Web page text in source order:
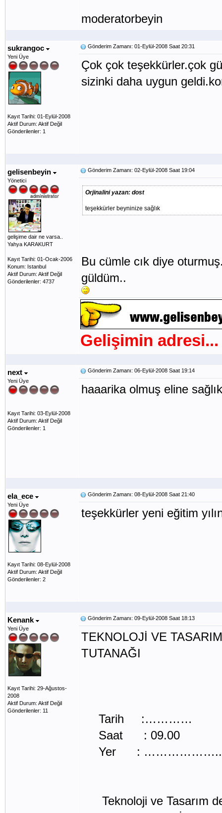
moderatorbeyin
sukrangoc
Yeni Üye
Kayıt Tarihi: 01-Eylül-2008
Aktif Durum: Aktif Değil
Gönderilenler: 1
Gönderim Zamanı: 01-Eylül-2008 Saat 20:31
Çok çok teşekkürler.çok
sizinki daha uygun
gelisenbeyin
Yönetici
gelişime dair ne varsa..
Yahya KARAKURT
Kayıt Tarihi: 01-Ocak-2006
Konum: Istanbul
Aktif Durum: Aktif Değil
Gönderilenler: 4737
Gönderim Zamanı: 02-Eylül-2008 Saat 19:04
Orjinalini yazan: dost
teşekkürler beyninize sağlık
Bu cümle cık diye
güldüm..
Gelişimin adresi...
next
Yeni Üye
Kayıt Tarihi: 03-Eylül-2008
Aktif Durum: Aktif Değil
Gönderilenler: 1
Gönderim Zamanı: 06-Eylül-2008 Saat 19:14
haaarika olmuş eline
ela_ece
Yeni Üye
Kayıt Tarihi: 08-Eylül-2008
Aktif Durum: Aktif Değil
Gönderilenler: 2
Gönderim Zamanı: 08-Eylül-2008 Saat 21:40
teşekkürler yeni eğitim
Kenank
Yeni Üye
Kayıt Tarihi: 29-Ağustos-
2008
Aktif Durum: Aktif Değil
Gönderilenler: 11
Gönderim Zamanı: 09-Eylül-2008 Saat 18:13
TEKNOLOJİ VE
TUTANAĞI
Tarih :…………
Saat : 09.00
Yer : ………………..
Teknoloji ve Tasarım